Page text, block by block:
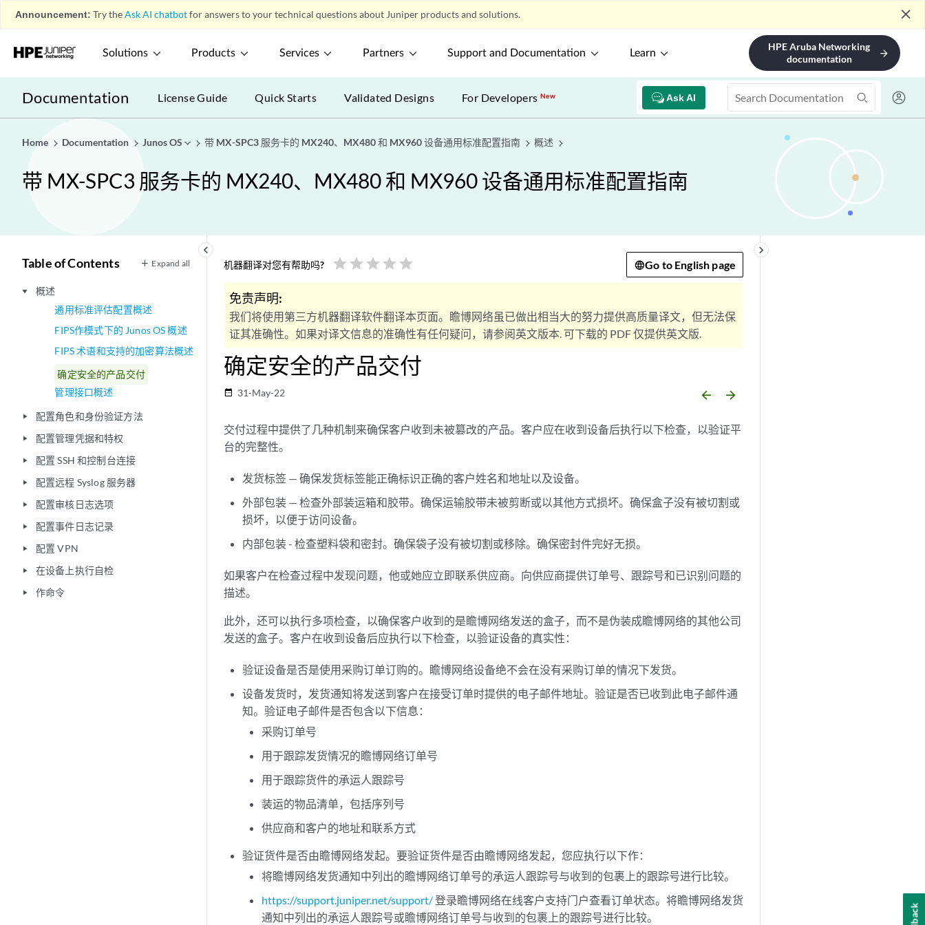
Announcement: Try theAsk AI chatbotfor answers to your technical questions about Juniper products and solutions. close
Solutions Products Services Partners Support and Documentation Learn
HPE Aruba Networking
documentation
arrow_forward
Documentation Ask AI
License Guide Quick Starts Validated Designs For DevelopersNew
Home Documentation Junos OS 带 MX-SPC3 服务卡的 MX240、MX480 和 MX960 设备通用标准配置指南 概述
带 MX-SPC3 服务卡的 MX240、MX480 和 MX960 设备通用标准配置指南
keyboard_arrow_left
Table of Contents Expand all
play_arrow
概述
通用标准评估配置概述
FIPS作模式下的 Junos OS 概述
FIPS 术语和支持的加密算法概述
确定安全的产品交付
管理接口概述
play_arrow 配置角色和身份验证方法
play_arrow 配置管理凭据和特权
play_arrow 配置 SSH 和控制台连接
play_arrow 配置远程 Syslog 服务器
play_arrow 配置审核日志选项
play_arrow 配置事件日志记录
play_arrow 配置 VPN
play_arrow 在设备上执行自检
play_arrow 作命令
keyboard_arrow_right
机器翻译对您有帮助吗? star star star star star Go to English page
免责声明:
我们将使用第三方机器翻译软件翻译本页面。瞻博网络虽已做出相当大的努力提供高质量译文，但无法保
证其准确性。如果对译文信息的准确性有任何疑问，请参阅英文版本. 可下载的 PDF 仅提供英文版.
确定安全的产品交付
date_range 31-May-22 arrow_backward arrow_forward
交付过程中提供了几种机制来确保客户收到未被篡改的产品。客户应在收到设备后执行以下检查，以验证平
台的完整性。
发货标签 — 确保发货标签能正确标识正确的客户姓名和地址以及设备。
外部包装 — 检查外部装运箱和胶带。确保运输胶带未被剪断或以其他方式损坏。确保盒子没有被切割或
损坏，以便于访问设备。
内部包装 - 检查塑料袋和密封。确保袋子没有被切割或移除。确保密封件完好无损。
如果客户在检查过程中发现问题，他或她应立即联系供应商。向供应商提供订单号、跟踪号和已识别问题的
描述。
此外，还可以执行多项检查，以确保客户收到的是瞻博网络发送的盒子，而不是伪装成瞻博网络的其他公司
发送的盒子。客户在收到设备后应执行以下检查，以验证设备的真实性：
验证设备是否是使用采购订单订购的。瞻博网络设备绝不会在没有采购订单的情况下发货。
设备发货时，发货通知将发送到客户在接受订单时提供的电子邮件地址。验证是否已收到此电子邮件通
知。验证电子邮件是否包含以下信息：
采购订单号
用于跟踪发货情况的瞻博网络订单号
用于跟踪货件的承运人跟踪号
装运的物品清单，包括序列号
供应商和客户的地址和联系方式
验证货件是否由瞻博网络发起。要验证货件是否由瞻博网络发起，您应执行以下作：
将瞻博网络发货通知中列出的瞻博网络订单号的承运人跟踪号与收到的包裹上的跟踪号进行比较。
https://support.juniper.net/support/登录瞻博网络在线客户支持门户查看订单状态。将瞻博网络发货
通知中列出的承运人跟踪号或瞻博网络订单号与收到的包裹上的跟踪号进行比较。